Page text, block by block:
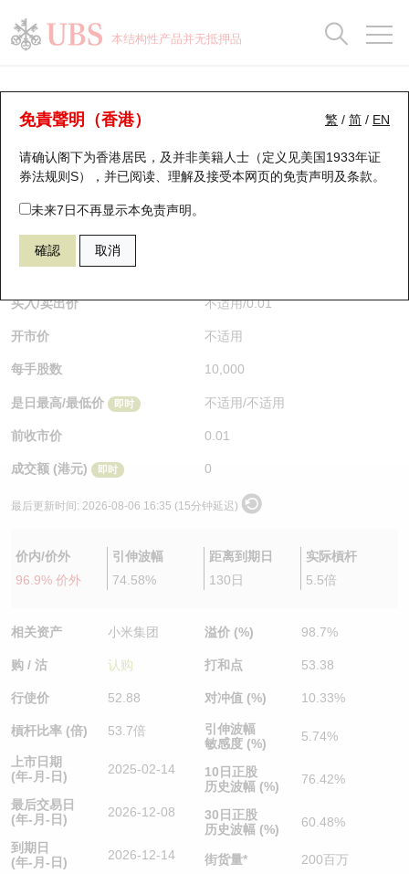
本结构性产品并无抵押品
繁 / 简 / EN
免責聲明（香港）
请确认阁下为香港居民，及并非美籍人士（定义见美国1933年证
券法规则S），并已阅读、理解及接受本网页的免责声明及条款。
未来7日不再显示本免责声明。
確認 取消
认股证分析仪
表现 街货统计 比较
13630 瑞银认购 1810 小米集团
$0.01 即时
买入/卖出价 不适用/0.01
开市价 不适用
每手股数 10,000
是日最高/最低价 即时 不适用/不适用
前收市价 0.01
成交额 (港元) 即时 0
最后更新时间: 2026-08-06 16:35 (15分钟延迟)
价内/价外
96.9% 价外
引伸波幅
74.58%
距离到期日
130日
实际槓杆
5.5倍
相关资产 小米集团
购 / 沽 认购
行使价 52.88
槓杆比率 (倍) 53.7倍
上市日期
(年-月-日)
2025-02-14
最后交易日
(年-月-日)
2026-12-08
到期日
(年-月-日)
2026-12-14
溢价 (%) 98.7%
打和点 53.38
对冲值 (%) 10.33%
引伸波幅
敏感度 (%)
5.74%
10日正股
历史波幅 (%)
76.42%
30日正股
历史波幅 (%)
60.48%
街货量* 200百万
瑞银认股证一览
新发行瑞银认股证
即将到期认股证
认股证到期结算价查找
认股证分析仪
认股证速算机
认股证/牛熊证日志
认股证文件及公告
街货统计
比较
牛熊全景快搜
牛熊证搜寻
牛熊证街货分布图
正股牛熊证列表
新发行瑞银牛熊证
已收回牛熊证剩余价值
牛熊证到期结算价查找
牛熊证分析仪
街货统计
比较
十大升幅/跌幅
十大认股证成交分布
十天股证占大市成交
资金流
街货统计
三十大平均引伸波幅
正股分析仪
二十大活跃股份
恒指成份股
国指成份股
科指成份股
相关资产沽空
中资ETFs溢价比较
AH 股价对照
持股比重
显示所有持股比重
每月轮证大市专题
轮证专栏
讲座及教育短片
认股证投资者教育
牛熊证投资者教育
认股证牛熊证常问问题